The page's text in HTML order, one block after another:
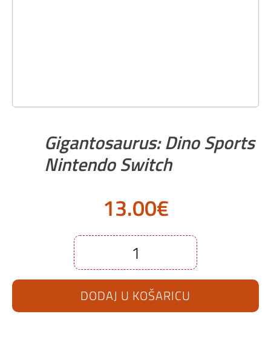
Gigantosaurus: Dino Sports
Nintendo Switch
13.00€
Dino
Sports
Switch
količina
DODAJ U KOŠARICU